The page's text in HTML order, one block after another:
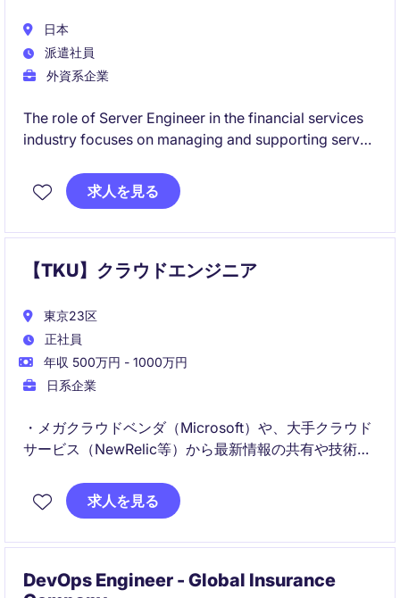
日本
派遣社員
外資系企業
The role of Server Engineer in the financial services
industry focuses on managing and supporting server
temporary position requires expertise in server
technologies to deliver reliable solutions.
求人を見る
【TKU】クラウドエンジニア
東京23区
正社員
年収 500万円 - 1000万円
日系企業
・メガクラウドベンダ（Microsoft）や、大手クラウド
サービス（NewRelic等）から最新情報の共有や技術レ
す。
・大規模グループのスケールを活かしたクラウド環境
求人を見る
DevOps Engineer - Global Insurance